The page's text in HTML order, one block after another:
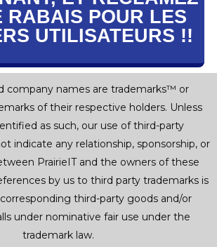
RABAIS POUR LES
UTILISATEURS !!
company names are trademarks™ or
of their respective holders. Unless
as such, our use of third-party
indicate any relationship, sponsorship, or
PrairieIT and the owners of these
by us to third party trademarks is
third-party goods and/or
under nominative fair use under the
trademark law.